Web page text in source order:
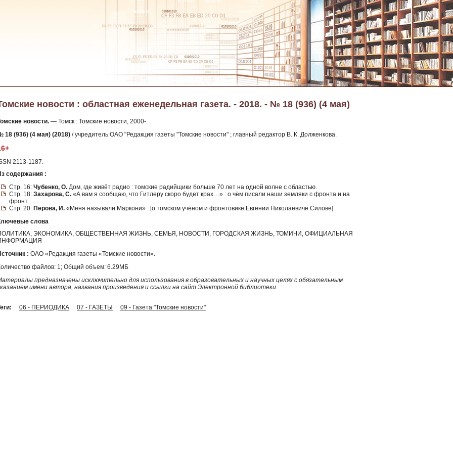
новости : областная еженедельная газета. - 2018. - № 18 (936) (4 мая)
новости. — Томск : Томские новости, 2000-.
18 (936) (4 мая) (2018) / учредитель ОАО "Редакция газеты "Томские новости" ; главный редактор В. К. Долженкова.
2113-1187.
содержания :
Стр. 16: Чубенко, О. Дом, где живёт радио : томские радийщики больше 70 лет на одной волне с областью.
Стр. 18: Захарова, С. «А вам я сообщаю, что Гитлеру скоро будет крах…» : о чём писали наши земляки с фронта и на
фронт.
Стр. 20: Перова, И. «Меня называли Маркони» : [о томском учёном и фронтовике Евгении Николаевиче Силове].
слова
ЭКОНОМИКА, ОБЩЕСТВЕННАЯ ЖИЗНЬ, СЕМЬЯ, НОВОСТИ, ГОРОДСКАЯ ЖИЗНЬ, ТОМИЧИ, ОФИЦИАЛЬНАЯ
: ОАО «Редакция газеты «Томские новости».
файлов: 1; Общий объем: 6.29МБ
предназначены исключительно для использования в образовательных и научных целях с обязательным
имени автора, названия произведения и ссылки на сайт Электронной библиотеки.
06 - ПЕРИОДИКА 07 - ГАЗЕТЫ 09 - Газета "Томские новости"